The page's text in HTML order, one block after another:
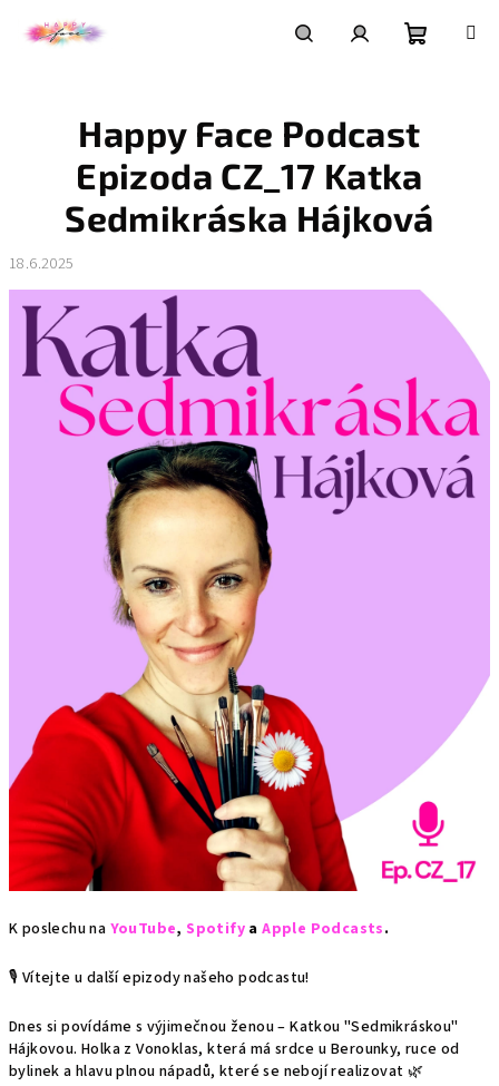
košík
Happy Face Podcast
Epizoda CZ_17 Katka
Sedmikráska Hájková
18.6.2025
K poslechu na YouTube,Spotify aApple Podcasts.
🎙️ Vítejte u další epizody našeho podcastu!
Dnes si povídáme s výjimečnou ženou – Katkou "Sedmikráskou"
Hájkovou. Holka z Vonoklas, která má srdce u Berounky, ruce od
bylinek a hlavu plnou nápadů, které se nebojí realizovat 🌿